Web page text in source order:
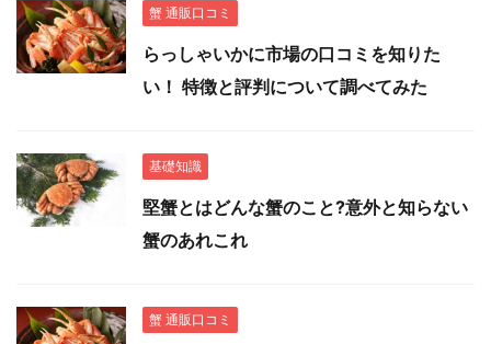
蟹 通販口コミ
らっしゃいかに市場の口コミを知りた
い！ 特徴と評判について調べてみた
基礎知識
堅蟹とはどんな蟹のこと?意外と知らない
蟹のあれこれ
蟹 通販口コミ